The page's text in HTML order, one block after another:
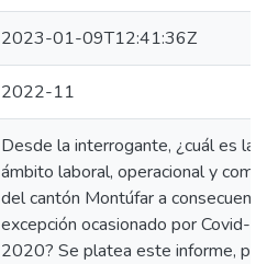
2023-01-09T12:41:36Z
2022-11
Desde la interrogante, ¿cuál es la
ámbito laboral, operacional y
del cantón Montúfar a
excepción ocasionado por Covid-
2020? Se platea este informe,